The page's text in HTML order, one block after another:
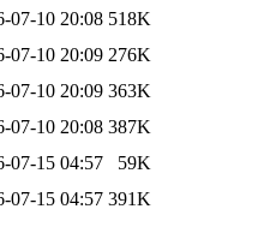
07-10 20:08 518K
07-10 20:09 276K
07-10 20:09 363K
07-10 20:08 387K
07-15 04:57
59K
07-15 04:57 391K